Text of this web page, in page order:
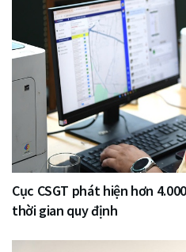
Cục CSGT phát hiện hơn
thời gian quy định